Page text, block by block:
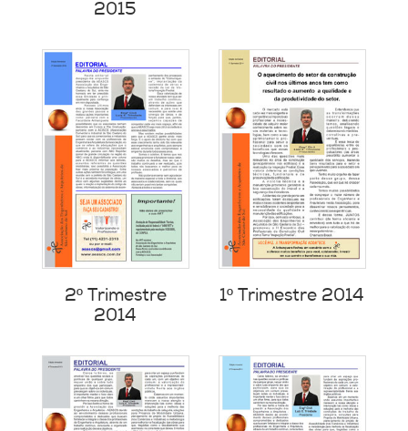
2015
2º Trimestre
2014
1º Trimestre 2014